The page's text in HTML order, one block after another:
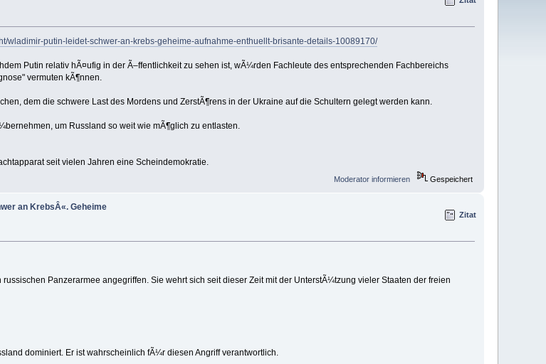
wladimir-putin-leidet-schwer-an-krebs-geheime-aufnahme-enthuellt-brisante-details-10089170/
Putin relativ hÃ¤ufig in der Ã–ffentlichkeit zu sehen ist, wÃ¼rden Fachleute des entsprechenden Fachbereichs
vermuten kÃ¶nnen.
dem die schwere Last des Mordens und ZerstÃ¶rens in der Ukraine auf die Schultern gelegt werden kann.
um Russland so weit wie mÃ¶glich zu entlasten.
seit vielen Jahren eine Scheindemokratie.
Moderator informieren Gespeichert
an KrebsÂ«. Geheime
Zitat
Panzerarmee angegriffen. Sie wehrt sich seit dieser Zeit mit der UnterstÃ¼tzung vieler Staaten der freien
dominiert. Er ist wahrscheinlich fÃ¼r diesen Angriff verantwortlich.